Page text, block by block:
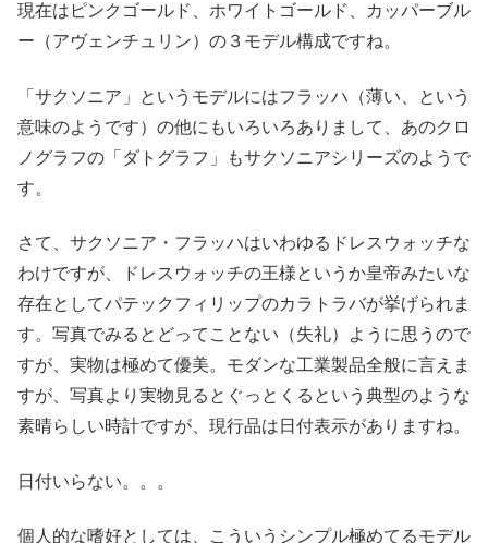
現在はピンクゴールド、ホワイトゴールド、カッパーブル
ー（アヴェンチュリン）の３モデル構成ですね。
「サクソニア」というモデルにはフラッハ（薄い、という
意味のようです）の他にもいろいろありまして、あのクロ
ノグラフの「ダトグラフ」もサクソニアシリーズのようで
す。
さて、サクソニア・フラッハはいわゆるドレスウォッチな
わけですが、ドレスウォッチの王様というか皇帝みたいな
存在としてパテックフィリップのカラトラバが挙げられま
す。写真でみるとどってことない（失礼）ように思うので
すが、実物は極めて優美。モダンな工業製品全般に言えま
すが、写真より実物見るとぐっとくるという典型のような
素晴らしい時計ですが、現行品は日付表示がありますね。
日付いらない。。。
個人的な嗜好としては、こういうシンプル極めてるモデル